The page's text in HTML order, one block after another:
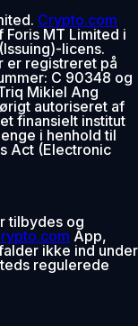
Crypto.com
MT Limited i
licens.
er registreret på
C 90348 og
Mikiel Ang
autoriseret af
finansielt institut
i henhold til
Act (Electronic
tilbydes og
App,
ikke ind under
regulerede